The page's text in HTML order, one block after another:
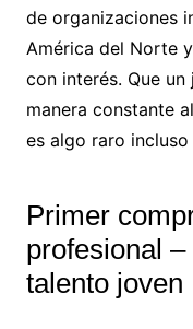
de organizaciones
América del Norte
con interés. Que
manera constante
es algo raro
Primer
profesional
talento joven